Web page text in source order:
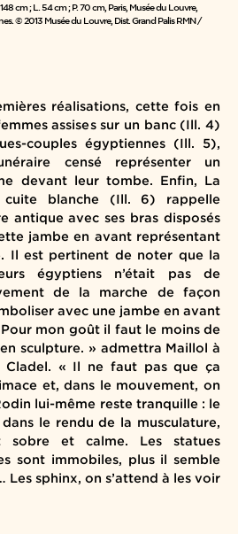
cm ; L. 54 cm ; P. 70 cm, Paris, Musée du Louvre,
© 2013 Musée du Louvre, Dist. Grand Palis RMN /
réalisations, cette fois en
assises sur un banc (Ill. 4)
couples égyptiennes (Ill. 5),
censé représenter un
devant leur tombe. Enfin, La
cuite blanche (Ill. 6) rappelle
antique avec ses bras disposés
jambe en avant représentant
Il est pertinent de noter que la
égyptiens n’était pas de
de la marche de façon
avec une jambe en avant
mon goût il faut le moins de
sculpture. » admettra Maillol à
Cladel. « Il ne faut pas que ça
et, dans le mouvement, on
lui-même reste tranquille : le
le rendu de la musculature,
sobre et calme. Les statues
sont immobiles, plus il semble
Les sphinx, on s’attend à les voir